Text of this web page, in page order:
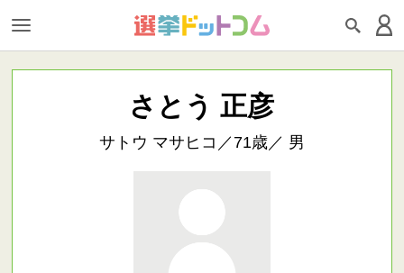
さとう 正彦
サトウ マサヒコ／71歳／ 男